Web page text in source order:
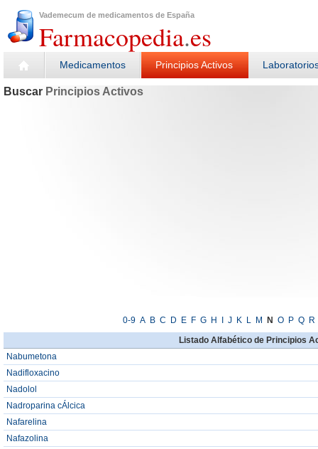
Vademecum de medicamentos de España
Farmacopedia.es
Medicamentos Principios Activos
Buscar Principios Activos
0-9 A B C D E F G H J K L M N O P Q
R
Listado Alfabético de Principios
Nabumetona
Nadifloxacino
Nadolol
Nadroparina cÁlcica
Nafarelina
Nafazolina